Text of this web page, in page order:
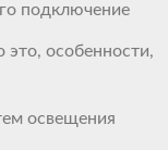
подключение
это, особенности,
освещения